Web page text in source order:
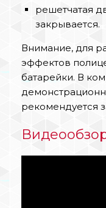
решетчатая
закрывается.
Внимание, для
эффектов
батарейки. В
рекомендуется